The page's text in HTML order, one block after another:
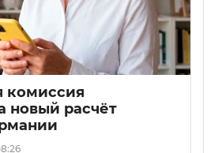
комиссия
новый расчёт